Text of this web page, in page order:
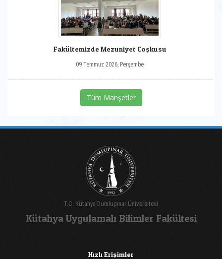
Fakültemizde Mezuniyet Coşkusu
09 Temmuz 2026, Perşembe
Tüm Manşetler
T.C. Kütahya Dumlupınar Üniversitesi
Kütahya Uygulamalı Bilimler Fakültesi
Hızlı Erişimler